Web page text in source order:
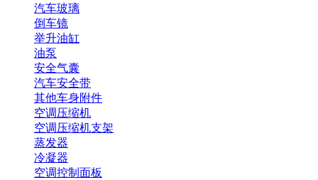
汽车玻璃
倒车镜
举升油缸
油泵
安全气囊
汽车安全带
其他车身附件
空调压缩机
空调压缩机支架
蒸发器
冷凝器
空调控制面板